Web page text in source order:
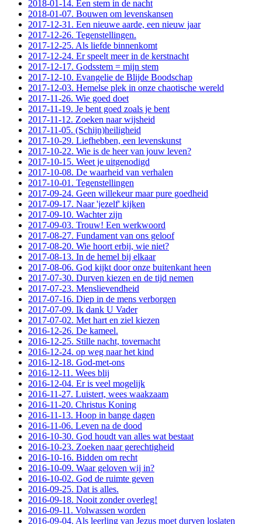
2018-01-14. Een stem in de nacht
2018-01-07. Bouwen om levenskansen
2017-12-31. Een nieuwe aarde, een nieuw jaar
2017-12-26. Tegenstellingen.
2017-12-25. Als liefde binnenkomt
2017-12-24. Er speelt meer in de kerstnacht
2017-12-17. Godsstem = mijn stem
2017-12-10. Evangelie de Blijde Boodschap
2017-12-03. Hemelse plek in onze chaotische wereld
2017-11-26. Wie goed doet
2017-11-19. Je bent goed zoals je bent
2017-11-12. Zoeken naar wijsheid
2017-11-05. (Schijn)heiligheid
2017-10-29. Liefhebben, een levenskunst
2017-10-22. Wie is de heer van jouw leven?
2017-10-15. Weet je uitgenodigd
2017-10-08. De waarheid van verhalen
2017-10-01. Tegenstellingen
2017-09-24. Geen willekeur maar pure goedheid
2017-09-17. Naar 'jezelf' kijken
2017-09-10. Wachter zijn
2017-09-03. Trouw! Een werkwoord
2017-08-27. Fundament van ons geloof
2017-08-20. Wie hoort erbij, wie niet?
2017-08-13. In de hemel bij elkaar
2017-08-06. God kijkt door onze buitenkant heen
2017-07-30. Durven kiezen en de tijd nemen
2017-07-23. Menslievendheid
2017-07-16. Diep in de mens verborgen
2017-07-09. Ik dank U Vader
2017-07-02. Met hart en ziel kiezen
2016-12-26. De kameel.
2016-12-25. Stille nacht, tovernacht
2016-12-24. op weg naar het kind
2016-12-18. God-met-ons
2016-12-11. Wees blij
2016-12-04. Er is veel mogelijk
2016-11-27. Luistert, wees waakzaam
2016-11-20. Christus Koning
2016-11-13. Hoop in bange dagen
2016-11-06. Leven na de dood
2016-10-30. God houdt van alles wat bestaat
2016-10-23. Zoeken naar gerechtigheid
2016-10-16. Bidden om recht
2016-10-09. Waar geloven wij in?
2016-10-02. God de ruimte geven
2016-09-25. Dat is alles.
2016-09-18. Nooit zonder overleg!
2016-09-11. Volwassen worden
2016-09-04. Als leerling van Jezus moet durven loslaten